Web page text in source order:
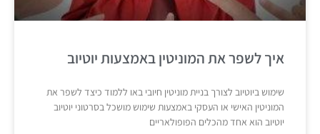
איך לשפר את המוניטין באמצעות יוטיוב
שימוש ביוטיוב לצורך בניית מוניטין חיובי באו ללמוד כיצד לשפר את
המוניטין האישי או העסקי באמצעות שימוש מושכל בסרטוני יוטיוב
יוטיוב הוא אחד מהכלים הפופולאריים